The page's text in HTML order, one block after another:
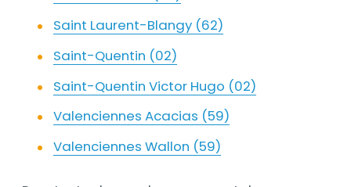
Saint Laurent-Blangy (62)
Saint-Quentin (02)
Saint-Quentin Victor Hugo (02)
Valenciennes Acacias (59)
Valenciennes Wallon (59)